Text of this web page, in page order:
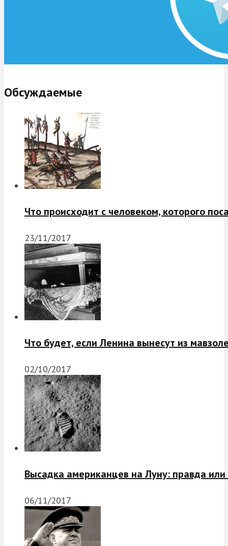
Обсуждаемые
Что происходит с человеком, которого
23/11/2017
Что будет, если Ленина вынесут из
02/10/2017
Высадка американцев на Луну: правда
06/11/2017